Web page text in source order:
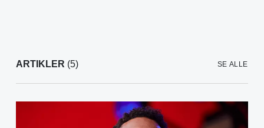
ARTIKLER (5) SE ALLE